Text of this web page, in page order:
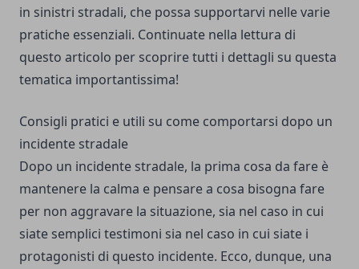
in sinistri stradali, che possa supportarvi nelle varie
pratiche essenziali. Continuate nella lettura di
questo articolo per scoprire tutti i dettagli su questa
tematica importantissima!
Consigli pratici e utili su come comportarsi dopo un
incidente stradale
Dopo un incidente stradale, la prima cosa da fare è
mantenere la calma e pensare a cosa bisogna fare
per non aggravare la situazione, sia nel caso in cui
siate semplici testimoni sia nel caso in cui siate i
protagonisti di questo incidente. Ecco, dunque, una